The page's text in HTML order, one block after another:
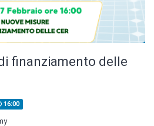
finanziamento delle
16:00